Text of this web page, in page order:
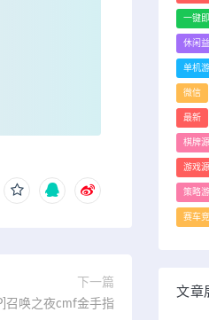
下一篇
召唤之夜cmf金手指
一键
休闲
单机
微信
最新
棋牌
游戏
策略
赛车
文章